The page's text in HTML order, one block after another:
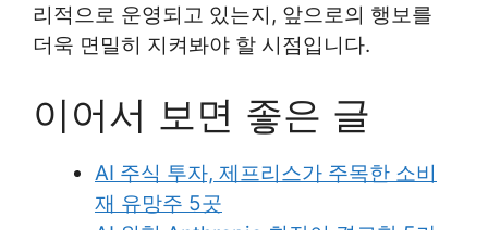
리적으로 운영되고 있는지, 앞으로의 행보를
더욱 면밀히 지켜봐야 할 시점입니다.
이어서 보면 좋은 글
AI 주식 투자, 제프리스가 주목한 소비
재 유망주 5곳